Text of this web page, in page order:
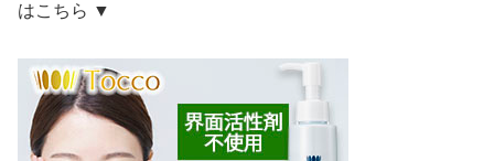
はこちら ▼